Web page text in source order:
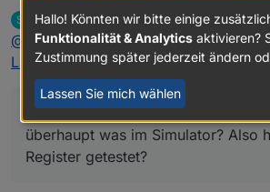
drei Register getestet?
S
Offline
srwillischrieb am1. Okt. 2021, 08:06
zuletzt editiert von
@ lessthanmoresaid inTest Adapter
Latest:
@srwilliKommt auf dem
überhaupt was im Simulator? Also
Register getestet?
Hallo! Könnten wir bitte einige
Funktionalität & Analytics aktivieren?
Zustimmung später jederzeit ändern
Lassen Sie mich wählen